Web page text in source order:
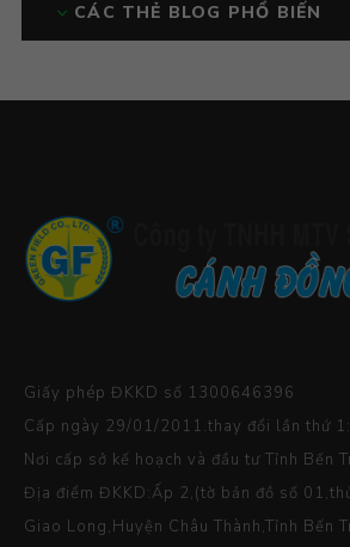
CÁC THẺ BLOG PHỔ BIẾN
Giấy phép ĐKKD số 1300646396
Cấp ngày 29/01/2011.thay đổi lần thứ
Nơi cấp sở kế hoạch và đầu tư Tỉnh Bến
Địa điểm ĐKKD:Ấp 2,(tờ bản đồ số
Giao Long,Huyện Châu Thành,Tỉnh Bến